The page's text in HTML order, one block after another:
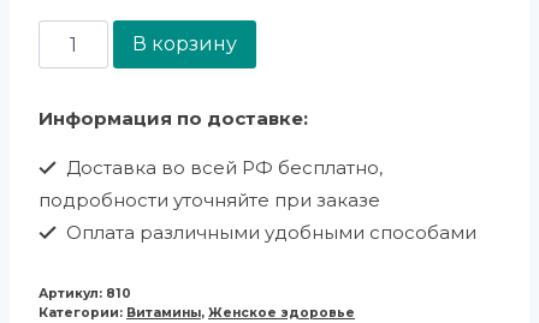
В корзину
Информация по доставке:
Доставка во всей РФ бесплатно,
подробности уточняйте при заказе
Оплата различными удобными способами
Артикул: 810
Категории: Витамины, Женское здоровье